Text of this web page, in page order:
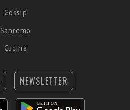
Gossip
Sanremo
Cucina
NEWSLETTER